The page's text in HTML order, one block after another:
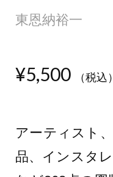
東恩納裕一
¥5,500 （税込）
アーティスト
品、インスタ